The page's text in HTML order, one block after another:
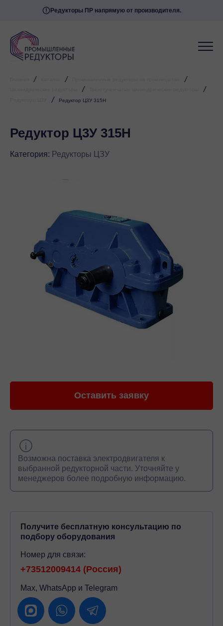
Редукторы ПР напрямую от производителя.
/ / /
/ /
/ Редуктор Ц3У 315Н
Редуктор Ц3У 315Н
Категория: Редукторы ЦЗУ
Оставить заявку
Возможна поставка электродвигателя к
выбранной редукторной части. Уточняйте у
менеджеров более подробную информацию.
Получите бесплатную консультацию по
подбору оборудования
Номер для связи:
+73512009414 (Россия)
Max, WhatsApp и Telegram